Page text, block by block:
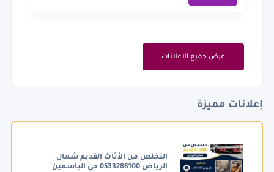
عرض جميع الاعلانات
إعلانات مميزة
التخلص من الأثاث القديم شمال
الرياض 0533286100 حي الياسمين